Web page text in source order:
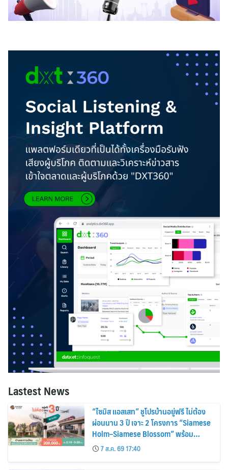
Lastest News
“ไซมิส แอสเสท” ชูโปรบ้านอยู่ฟรี ไม่ต้อง
ผ่อนนาน 3 ปี เจาะ 2 โครงการ “Siamese
Holm–Siamese Blossom” พร้อม
ส่วนลดและสิทธิพิเศษถึง 31 สิงหาคม
2569
7 ส.ค. 69 17:40